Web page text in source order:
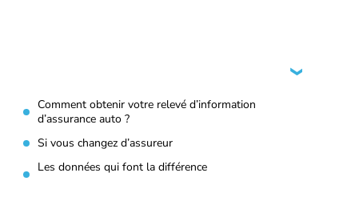
Comment obtenir votre relevé d’information
d’assurance auto ?
Si vous changez d’assureur
Les données qui font la différence